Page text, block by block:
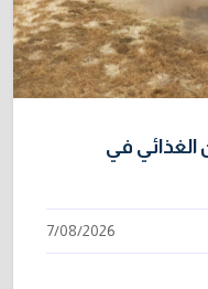
في
7/08/2026